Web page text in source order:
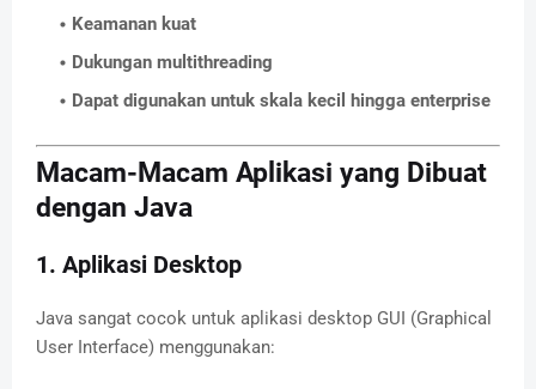
Keamanan kuat
Dukungan multithreading
Dapat digunakan untuk skala kecil hingga enterprise
Macam-Macam Aplikasi yang Dibuat
dengan Java
1. Aplikasi Desktop
Java sangat cocok untuk aplikasi desktop GUI (Graphical
User Interface) menggunakan: